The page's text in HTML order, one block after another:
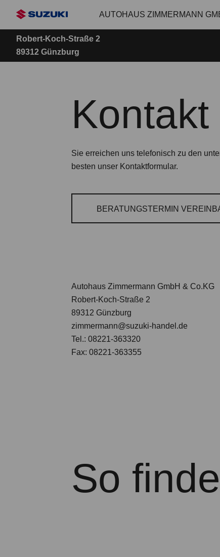
Hauptinhalt
AUTOHAUS ZIMMERMANN
Robert-Koch-Straße 2
89312 Günzburg
Kontakt
Sie erreichen uns telefonisch zu den
besten unser Kontaktformular.
BERATUNGSTERMIN
Autohaus Zimmermann GmbH & Co.KG
Robert-Koch-Straße 2
89312 Günzburg
zimmermann@suzuki-handel.de
Tel.: 08221-363320
Fax: 08221-363355
So